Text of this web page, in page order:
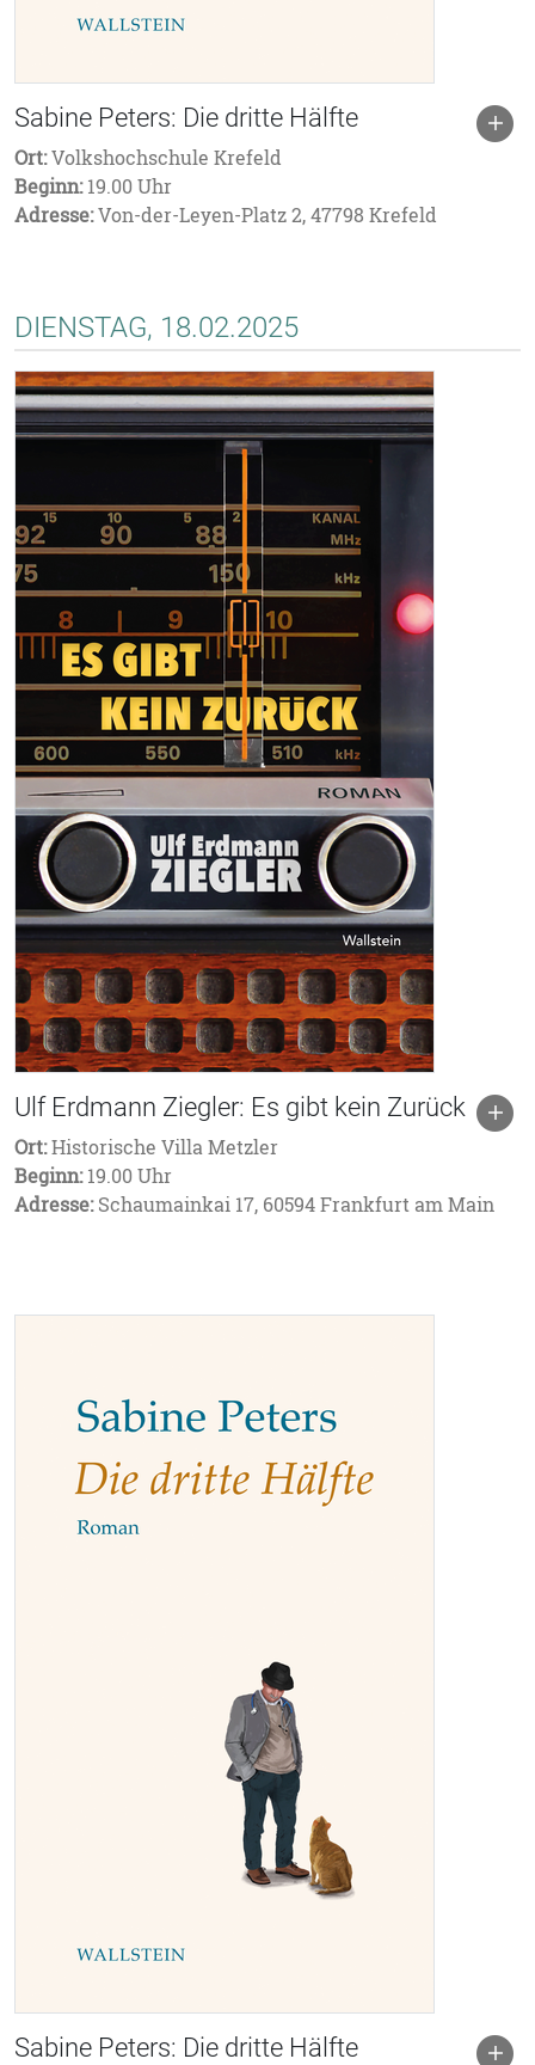
Sabine Peters: Die dritte Hälfte
Ort:Volkshochschule Krefeld
Beginn:19.00 Uhr
Adresse:Von-der-Leyen-Platz 2, 47798 Krefeld
DIENSTAG, 18.02.2025
Ulf Erdmann Ziegler: Es gibt kein Zurück
Ort:Historische Villa Metzler
Beginn:19.00 Uhr
Adresse:Schaumainkai 17, 60594 Frankfurt am Main
Sabine Peters: Die dritte Hälfte